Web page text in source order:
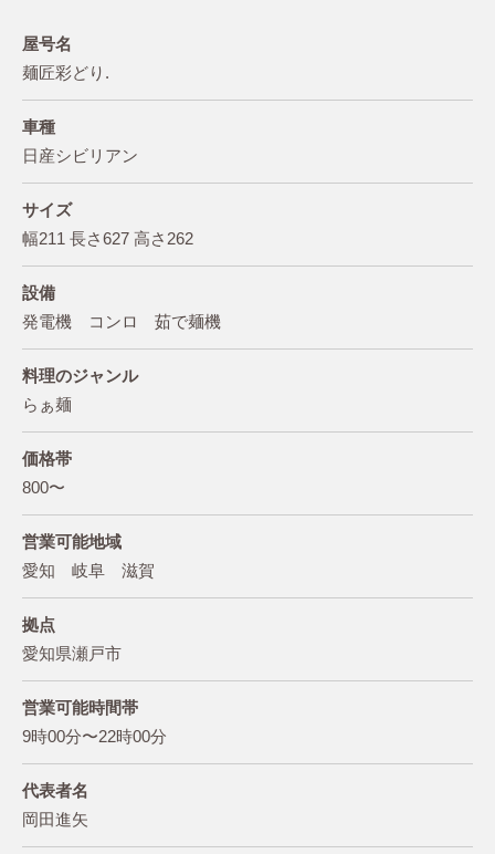
屋号名
麺匠彩どり.
車種
日産シビリアン
サイズ
幅211 長さ627 高さ262
設備
発電機 コンロ 茹で麺機
料理のジャンル
らぁ麺
価格帯
800〜
営業可能地域
愛知 岐阜 滋賀
拠点
愛知県瀬戸市
営業可能時間帯
9時00分〜22時00分
代表者名
岡田進矢